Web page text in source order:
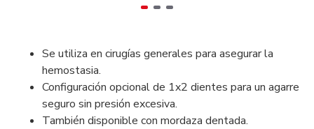
Se utiliza en cirugías generales para asegurar la
hemostasia.
Configuración opcional de 1x2 dientes para un agarre
seguro sin presión excesiva.
También disponible con mordaza dentada.